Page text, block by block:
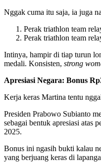
Nggak cuma itu saja, ia juga
Perak triathlon team
Perak triathlon team
Intinya, hampir di tiap turun
medali. Konsisten, strong
Apresiasi Negara: Bonus
Kerja keras Martina tentu
Presiden Prabowo Subianto
sebagai bentuk apresiasi atas
2025.
Bonus ini ngasih bukti kalau
yang berjuang keras di